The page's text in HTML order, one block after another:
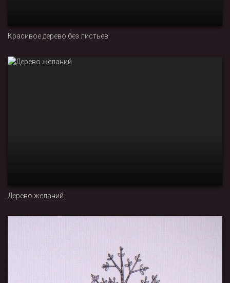
Красивое дерево без листьев
Дерево желаний